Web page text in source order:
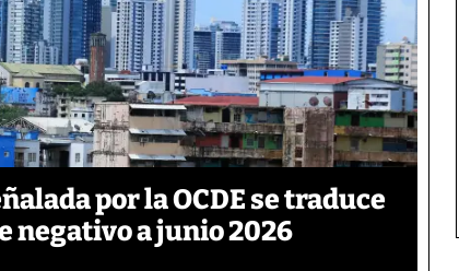
por la OCDE se traduce
negativo a junio 2026